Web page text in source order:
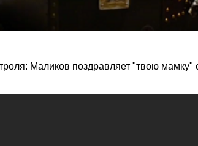
Маликов поздравляет "твою